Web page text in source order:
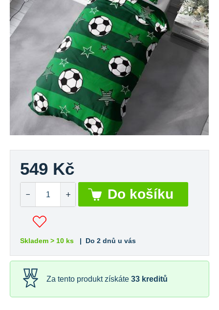
549 Kč
Skladem > 10 ks | Do 2 dnů u vás
Za tento produkt získáte 33 kreditů